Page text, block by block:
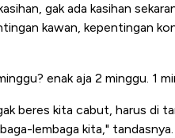
gak ada kasihan
kawan, kepentingan
enak aja 2 minggu. 1
beres kita cabut, harus di
lembaga kita," tandasnya.